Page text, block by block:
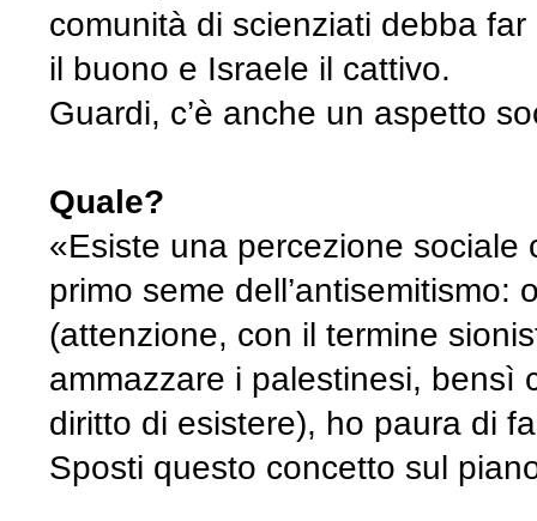
comunità di scienziati debba
il buono e Israele il cattivo.
Guardi, c’è anche un aspetto
Quale?
«Esiste una percezione
primo seme
(attenzione, con il termine
ammazzare i palestinesi, bensì
diritto di esistere), ho paura di
Sposti questo concetto sul